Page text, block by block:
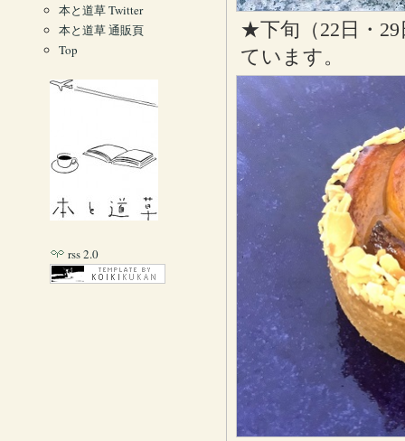
★下旬（22日・
ています。
本と道草 Twitter
本と道草 通販頁
Top
rss 2.0